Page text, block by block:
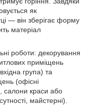
як
— він зберігає форму
матеріал
роботи: декорування
приміщень
група) та
(офісні
салони краси або
майстерні).